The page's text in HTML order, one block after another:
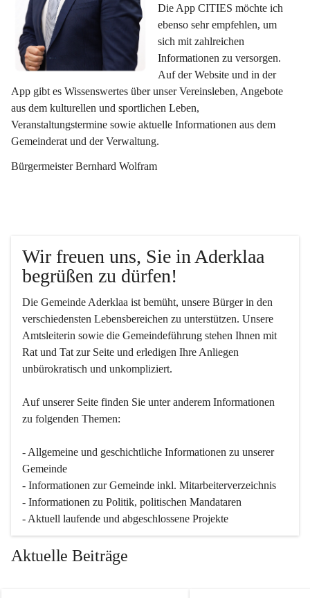
Die App CITIES möchte ich
ebenso sehr empfehlen, um
sich mit zahlreichen
Informationen zu versorgen.
Auf der Website und in der
App gibt es Wissenswertes über unser Vereinsleben, Angebote
aus dem kulturellen und sportlichen Leben,
Veranstaltungstermine sowie aktuelle Informationen aus dem
Gemeinderat und der Verwaltung.
Bürgermeister Bernhard Wolfram
Wir freuen uns, Sie in Aderklaa
begrüßen zu dürfen!
Die Gemeinde Aderklaa ist bemüht, unsere Bürger in den
verschiedensten Lebensbereichen zu unterstützen. Unsere
Amtsleiterin sowie die Gemeindeführung stehen Ihnen mit
Rat und Tat zur Seite und erledigen Ihre Anliegen
unbürokratisch und unkompliziert.
Auf unserer Seite finden Sie un­ter an­de­rem Informationen
zu folgenden Themen:
- Allgemeine und geschichtliche Informationen zu unserer
Gemeinde
- Informationen zur Gemeinde inkl. Mitarbeiterverzeichnis
- Informationen zu Politik, politischen Mandataren
- Aktuell laufende und abgeschlossene Projekte
Aktuelle Beiträge